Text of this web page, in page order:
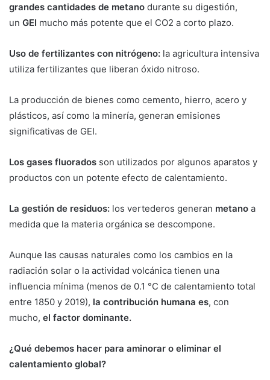
grandes cantidades de metano durante su digestión,
un GEI mucho más potente que el CO2 a corto plazo.
Uso de fertilizantes con nitrógeno: la agricultura intensiva
utiliza fertilizantes que liberan óxido nitroso.
La producción de bienes como cemento, hierro, acero y
plásticos, así como la minería, generan emisiones
significativas de GEI.
Los gases fluorados son utilizados por algunos aparatos y
productos con un potente efecto de calentamiento.
La gestión de residuos: los vertederos generan metano a
medida que la materia orgánica se descompone.
Aunque las causas naturales como los cambios en la
radiación solar o la actividad volcánica tienen una
influencia mínima (menos de 0.1 °C de calentamiento total
entre 1850 y 2019), la contribución humana es, con
mucho, el factor dominante.
¿Qué debemos hacer para aminorar o eliminar el
calentamiento global?